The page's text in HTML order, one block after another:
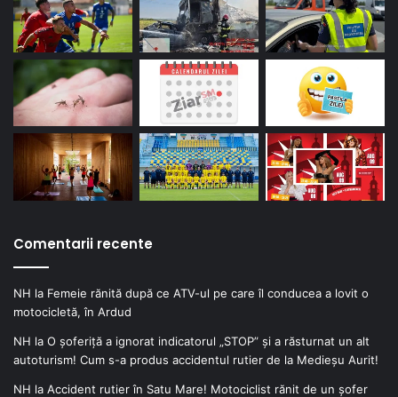
Comentarii recente
NH la Femeie rănită după ce ATV-ul pe care îl conducea a lovit o
motocicletă, în Ardud
NH la O șoferiță a ignorat indicatorul „STOP” și a răsturnat un alt
autoturism! Cum s-a produs accidentul rutier de la Medieșu Aurit!
NH la Accident rutier în Satu Mare! Motociclist rănit de un șofer